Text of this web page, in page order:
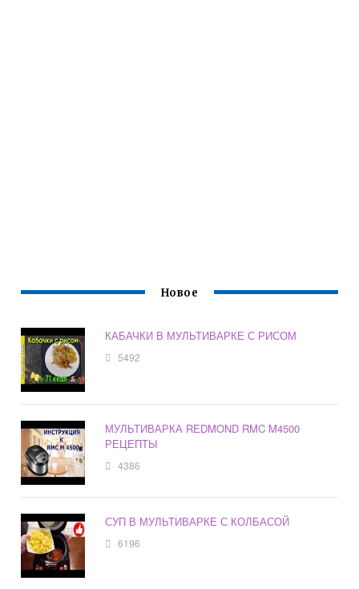
Новое
КАБАЧКИ В МУЛЬТИВАРКЕ С РИСОМ
5492
МУЛЬТИВАРКА REDMOND RMC M4500
РЕЦЕПТЫ
4386
СУП В МУЛЬТИВАРКЕ С КОЛБАСОЙ
6196